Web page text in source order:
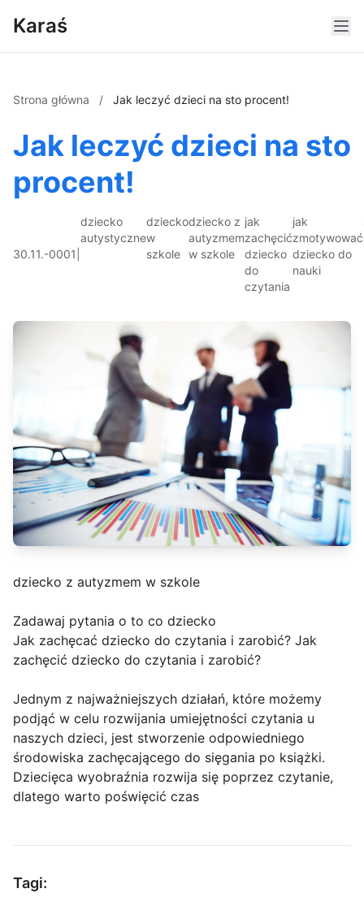
Karaś
Strona główna / Jak leczyć dzieci na sto procent!
Jak leczyć dzieci na sto
procent!
30.11.-0001
dziecko
autystyczne
dziecko
w
szkole
dziecko z
autyzmem
w szkole
jak
zachęcić
dziecko
do
czytania
jak
zmotywować
dziecko do
nauki
dziecko z autyzmem w szkole
Zadawaj pytania o to co dziecko
Jak zachęcać dziecko do czytania i zarobić? Jak
zachęcić dziecko do czytania i zarobić?
Jednym z najważniejszych działań, które możemy
podjąć w celu rozwijania umiejętności czytania u
naszych dzieci, jest stworzenie odpowiedniego
środowiska zachęcającego do sięgania po książki.
Dziecięca wyobraźnia rozwija się poprzez czytanie,
dlatego warto poświęcić czas
Tagi: